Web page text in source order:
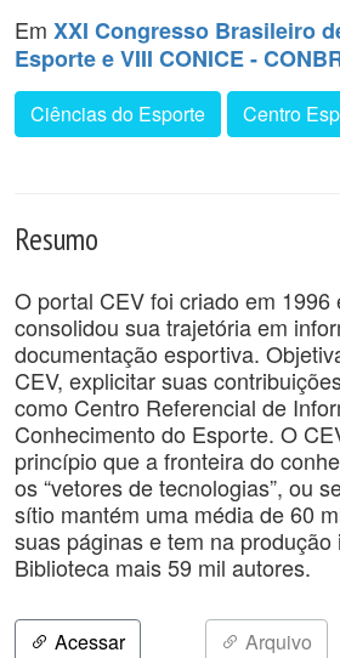
Em XXI Congresso Brasileiro
Esporte e VIII CONICE -
Ciências do Esporte Centro
Resumo
O portal CEV foi criado em 1996
consolidou sua trajetória em
documentação esportiva.
CEV, explicitar suas
como Centro Referencial de
Conhecimento do Esporte. O
princípio que a fronteira do
os “vetores de tecnologias”, ou
sítio mantém uma média de 60
suas páginas e tem na produção
Biblioteca mais 59 mil autores.
Acessar Arquivo